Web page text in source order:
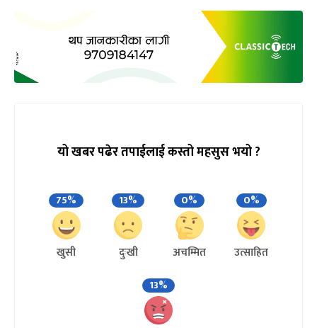
यो खबर पढेर तपाईलाई कस्तो महसुस भयो ?
75%
खुसी
13%
दुःखी
0%
अचम्मित
0%
उत्साहित
13%